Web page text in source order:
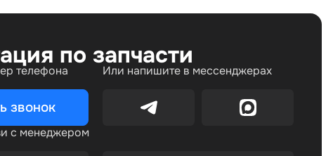
по запчасти
телефона
звонок
Или напишите в мессенджерах
с менеджером